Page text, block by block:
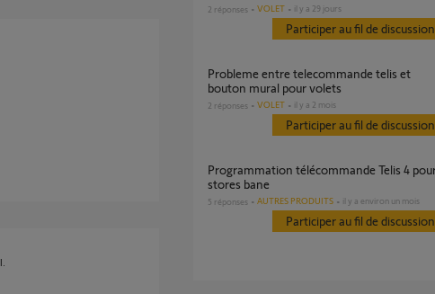
2 réponses VOLET il y a 29 jours
Participer au fil de discussion
probleme entre telecommande telis et
bouton mural pour volets
2 réponses VOLET il y a 2 mois
Participer au fil de discussion
Programmation télécommande Telis 4 pour
stores bane
5 réponses AUTRES PRODUITS il y a environ un mois
Participer au fil de discussion